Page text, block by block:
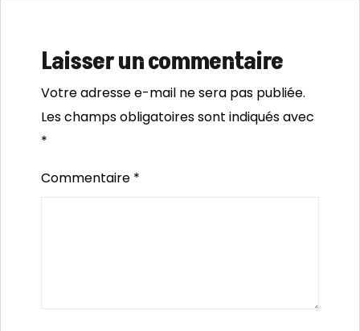
Laisser un commentaire
Votre adresse e-mail ne sera pas publiée.
Les champs obligatoires sont indiqués avec
*
Commentaire *